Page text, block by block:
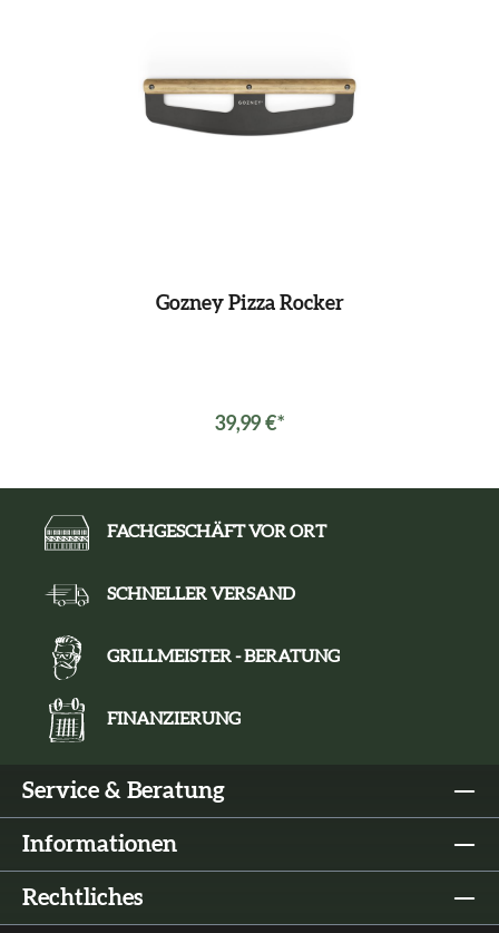
Gozney Pizza Rocker
39,99 €*
FACHGESCHÄFT VOR ORT
SCHNELLER VERSAND
GRILLMEISTER - BERATUNG
FINANZIERUNG
Service & Beratung
Informationen
Rechtliches